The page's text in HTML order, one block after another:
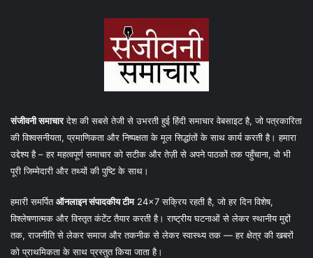
संजीवनी समाचारदेश की सबसे तेजी से उभरती हुई हिंदी समाचार वेबसाइट है, जो पत्रकारिता
की विश्वसनीयता, प्रमाणिकता और निष्पक्षता के मूल सिद्धांतों के साथ कार्य करती है। हमारा
उद्देश्य है – हर महत्वपूर्ण समाचार को सटीक और तेज़ी से अपने पाठकों तक पहुँचाना, वो भी
पूरी जिम्मेदारी और तथ्यों की पुष्टि के साथ।
हमारी समर्पितऑनलाइन संपादकीय टीम24×7 सक्रिय रहती है, जो हर दिन विशेष,
विश्लेषणात्मक और विस्तृत कंटेंट तैयार करती है। राष्ट्रीय घटनाओं से लेकर स्थानीय मुद्दों
तक, राजनीति से लेकर समाज और तकनीक से लेकर स्वास्थ्य तक — हर क्षेत्र की खबरों
को प्राथमिकता के साथ प्रस्तुत किया जाता है।